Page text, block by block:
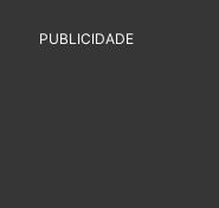
PUBLICIDADE